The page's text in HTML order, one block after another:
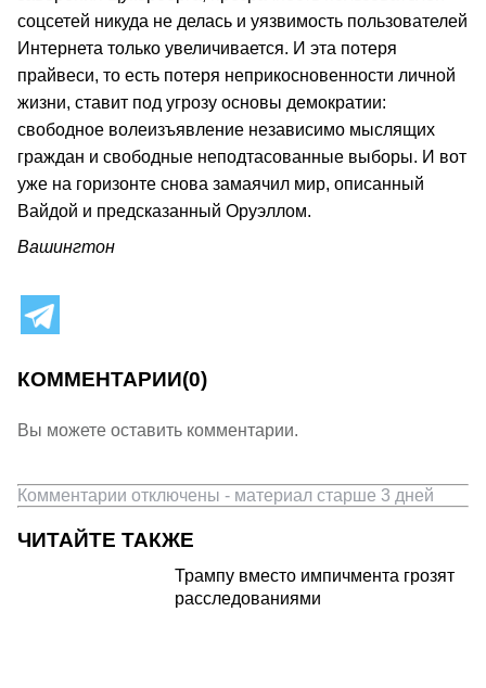
соцсетей никуда не делась и уязвимость пользователей
Интернета только увеличивается. И эта потеря
прайвеси, то есть потеря неприкосновенности личной
жизни, ставит под угрозу основы демократии:
свободное волеизъявление независимо мыслящих
граждан и свободные неподтасованные выборы. И вот
уже на горизонте снова замаячил мир, описанный
Вайдой и предсказанный Оруэллом.
Вашингтон
КОММЕНТАРИИ(0)
Вы можете оставить комментарии.
Комментарии отключены - материал старше 3 дней
ЧИТАЙТЕ ТАКЖЕ
Трампу вместо импичмента грозят
расследованиями